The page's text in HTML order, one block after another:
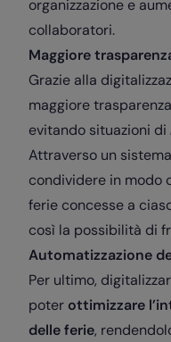
organizzazione e
collaboratori.
Maggiore
Grazie alla
maggiore
evitando situazioni di
Attraverso un
condividere in modo
ferie concesse a
così la possibilità di
Automatizzazione
Per ultimo,
poter ottimizzare
delle ferie,